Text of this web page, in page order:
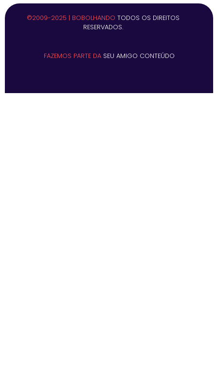
©2009-2025 | BOBOLHANDO TODOS OS DIREITOS
RESERVADOS.
FAZEMOS PARTE DA SEU AMIGO CONTEÚDO